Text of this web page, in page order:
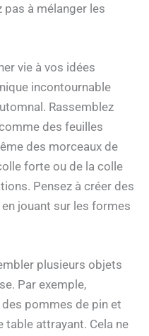
pas à mélanger les
vie à vos idées
incontournable
Rassemblez
des feuilles
des morceaux de
forte ou de la colle
Pensez à créer des
jouant sur les formes
plusieurs objets
Par exemple,
pommes de pin et
table attrayant. Cela ne